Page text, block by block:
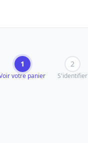
1
votre panier
2
S'identifier